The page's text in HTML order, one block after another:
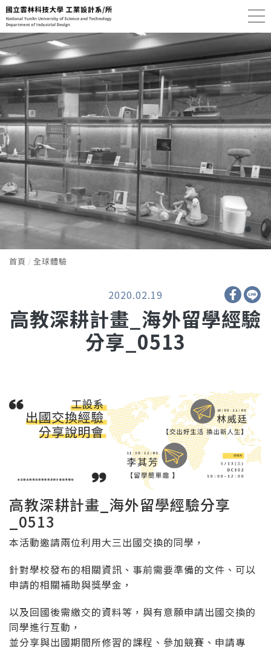
首頁 全球體驗
2020.02.19
高教深耕計畫_海外留學經驗
分享_0513
高教深耕計畫_海外留學經驗分享
_0513
本活動邀請兩位利用大三出國交換的同學，
針對學校發布的相關資訊、事前需要準備的文件、可以
申請的相關補助與獎學金，
以及回國後需繳交的資料等，與有意願申請出國交換的
同學進行互動，
並分享與出國期間所修習的課程、參加競賽、申請專